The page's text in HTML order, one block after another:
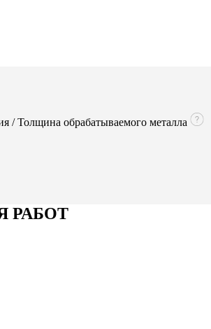
/ Толщина обрабатываемого металла
РАБОТ